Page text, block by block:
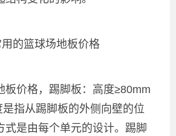
板价格，踢脚板：高度≥80mm
指从踢脚板的外侧向壁的位
式是由每个单元的设计。踢脚